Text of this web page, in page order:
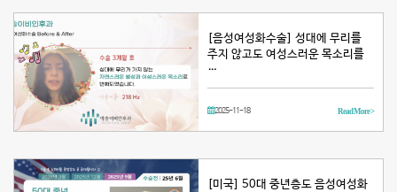
[음성여성화수술] 성대에 무리를
주지 않고도 여성스러운 목소리를
…
2025-11-18 Read More >
[미국] 50대 중년층도 음성여성화